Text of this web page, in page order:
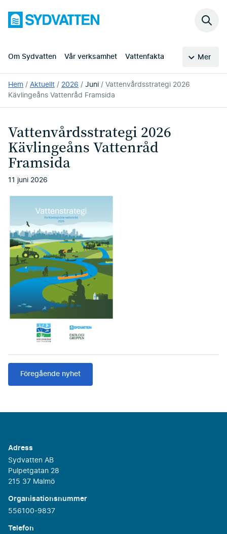
huvudinnehållet
Sydvatten
Om Sydvatten Vår verksamhet Vattenfakta Mer
Sök
Du
är
här:
Hem Aktuellt 2026 Juni
Vattenvårdsstrategi 2026
Kävlingeåns Vattenråd Framsida
Vattenvårdsstrategi 2026
Kävlingeåns Vattenråd
Framsida
11 juni 2026
Föregående nyhet
Adress
Sydvatten AB
Pulpetgatan 28
215 37 Malmö
Organisationsnummer
556100-9837
Telefon